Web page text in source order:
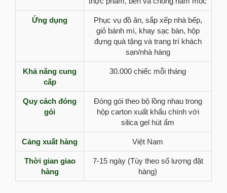
Ứng dụng
Phục vụ đồ ăn, sắp xếp nhà bếp,
giỏ bánh mì, khay sạc bàn, hộp
đựng quà tặng và trang trí khách
sạn/nhà hàng
Khả năng cung
cấp
30.000 chiếc mỗi tháng
Quy cách đóng
gói
Đóng gói theo bộ lồng nhau trong
hộp carton xuất khẩu chính với
silica gel hút ẩm
Cảng xuất hàng Việt Nam
Thời gian giao
hàng
7-15 ngày (Tùy theo số lượng đặt
hàng)